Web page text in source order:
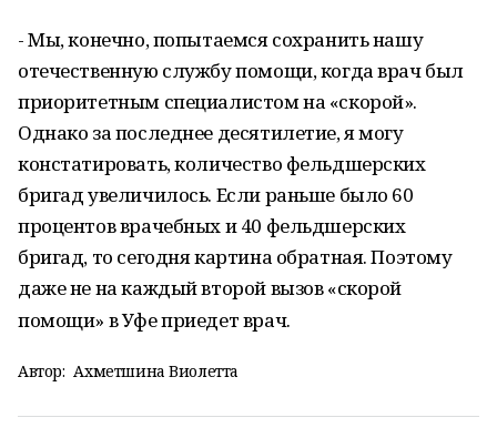
- Мы, конечно, попытаемся сохранить нашу
отечественную службу помощи, когда врач был
приоритетным специалистом на «скорой».
Однако за последнее десятилетие, я могу
констатировать, количество фельдшерских
бригад увеличилось. Если раньше было 60
процентов врачебных и 40 фельдшерских
бригад, то сегодня картина обратная. Поэтому
даже не на каждый второй вызов «скорой
помощи» в Уфе приедет врач.
Автор: Ахметшина Виолетта